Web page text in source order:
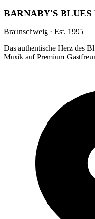
BARNABY'S BLUES
Braunschweig · Est. 1995
Das authentische Herz des
Musik auf Premium-